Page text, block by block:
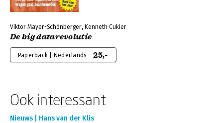
Viktor Mayer-Schönberger, Kenneth Cukier
De big datarevolutie
Paperback | Nederlands 25,-
Ook interessant
Nieuws | Hans van der Klis